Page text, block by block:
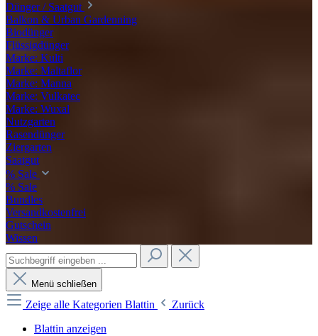
Dünger / Saatgut
Balkon & Urban Gardenning
Biodünger
Flüssigdünger
Marke: Kulti
Marke: Maltaflor
Marke: Manna
Marke: Vulkatec
Marke: Wuxal
Nutzgarten
Rasendünger
Ziergarten
Saatgut
% Sale
% Sale
Bundles
Versandkostenfrei
Gutschein
Wissen
Menü schließen
Zeige alle Kategorien Blattin
Zurück
Blattin anzeigen